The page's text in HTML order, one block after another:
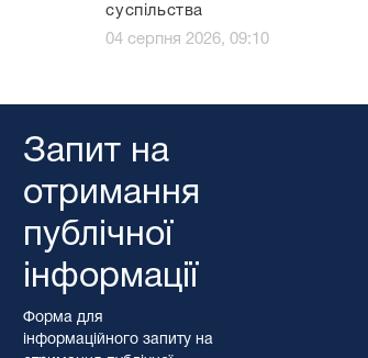
суспільства
04 серпня 2026, 09:10
Запит на
отримання
публічної
інформації
Форма для
інформаційного запиту на